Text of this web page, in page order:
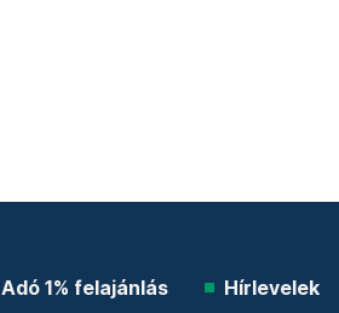
Adó 1% felajánlás Hírlevelek